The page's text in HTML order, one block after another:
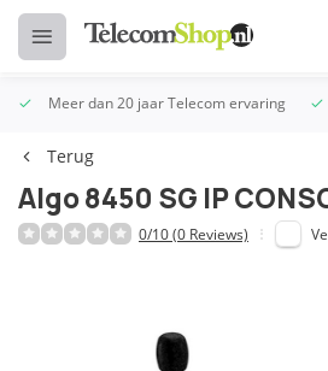
Meer dan 20 jaar Telecom ervaring
Terug
Algo 8450 SG IP
0/10 (0 Reviews)